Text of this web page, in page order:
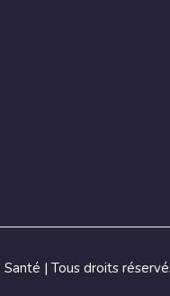
| Tous droits